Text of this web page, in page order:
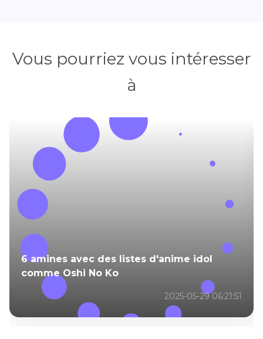
Vous pourriez vous intéresser
à
6 amines avec des listes d'anime idol
comme Oshi No Ko
2025-05-29 06:21:51